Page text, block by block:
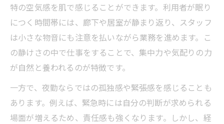
特の空気感を肌で感じることができます。利用者が眠り
につく時間帯には、廊下や居室が静まり返り、スタッフ
は小さな物音にも注意を払いながら業務を進めます。こ
の静けさの中で仕事をすることで、集中力や気配りの力
が自然と養われるのが特徴です。
一方で、夜勤ならではの孤独感や緊張感を感じることも
あります。例えば、緊急時には自分の判断が求められる
場面が増えるため、責任感も強くなります。しかし、経